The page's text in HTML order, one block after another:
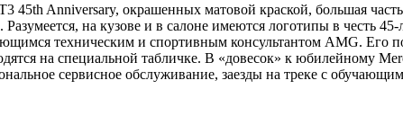
Anniversary, окрашенных матовой краской, большая
на кузове и в салоне имеются логотипы в честь
техническим и спортивным консультантом AMG. Его
на специальной табличке. В «довесок» к юбилейному
сервисное обслуживание, заезды на треке с